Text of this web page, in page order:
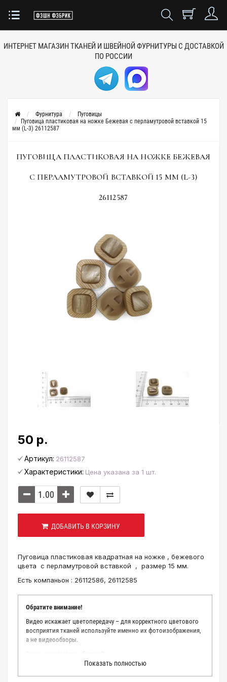
ИНТЕРНЕТ МАГАЗИН ТКАНЕЙ И ШВЕЙНОЙ ФУРНИТУРЫ С ДОСТАВКОЙ
ПО РОССИИ
Фурнитура
Пуговицы
Пуговица пластиковая на ножке Бежевая с перламутровой вставкой 15
мм (L-3) 26112587
ПУГОВИЦА ПЛАСТИКОВАЯ НА НОЖКЕ БЕЖЕВАЯ
С ПЕРЛАМУТРОВОЙ ВСТАВКОЙ 15 ММ (L-3)
26112587
50 р.
Артикул: 26112587
Характеристики: Цена указана за 1 шт.
ДОБАВИТЬ В КОРЗИНУ
Пуговица пластиковая квадратная на ножке , бежевого
цвета с перламутровой вставкой , размер 15 мм.
Есть компаньон : 26112586, 26112585
Обратите внимание!
Видео искажает цветопередачу – для корректного цветового
восприятия тканей используйте именно их фотоизображения,
а не видеообзоры.
Мы делаем все возможное, чтобы точно описать цвет каждой
ткани из нашего каталога. Мы осматриваем и фотографируем
Показать полностью